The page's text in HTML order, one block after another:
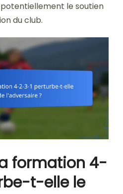
le soutien
du club.
formation 4-
t-elle le